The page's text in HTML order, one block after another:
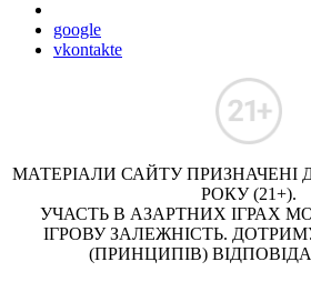
google
vkontakte
МАТЕРІАЛИ САЙТУ ПРИЗНАЧЕНІ
РОКУ (21+).
УЧАСТЬ В АЗАРТНИХ ІГРАХ
ІГРОВУ ЗАЛЕЖНІСТЬ.
(ПРИНЦИПІВ)